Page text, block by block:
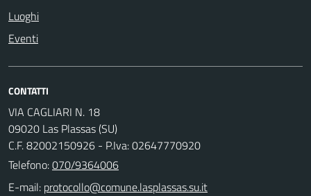
Luoghi
Eventi
CONTATTI
VIA CAGLIARI N. 18
09020 Las Plassas (SU)
C.F. 82002150926 - P.Iva: 02647770920
Telefono:070/9364006
E-mail: